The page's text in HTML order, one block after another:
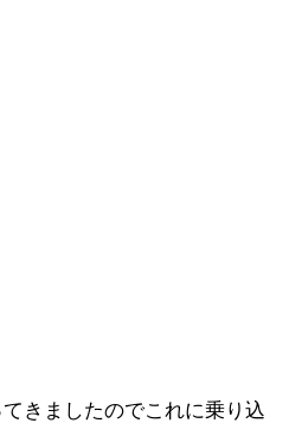
きましたのでこれに乗り込